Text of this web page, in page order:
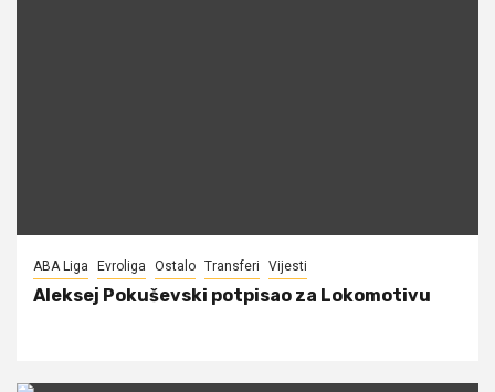
ABA Liga Evroliga Ostalo Transferi Vijesti
Aleksej Pokuševski potpisao za Lokomotivu